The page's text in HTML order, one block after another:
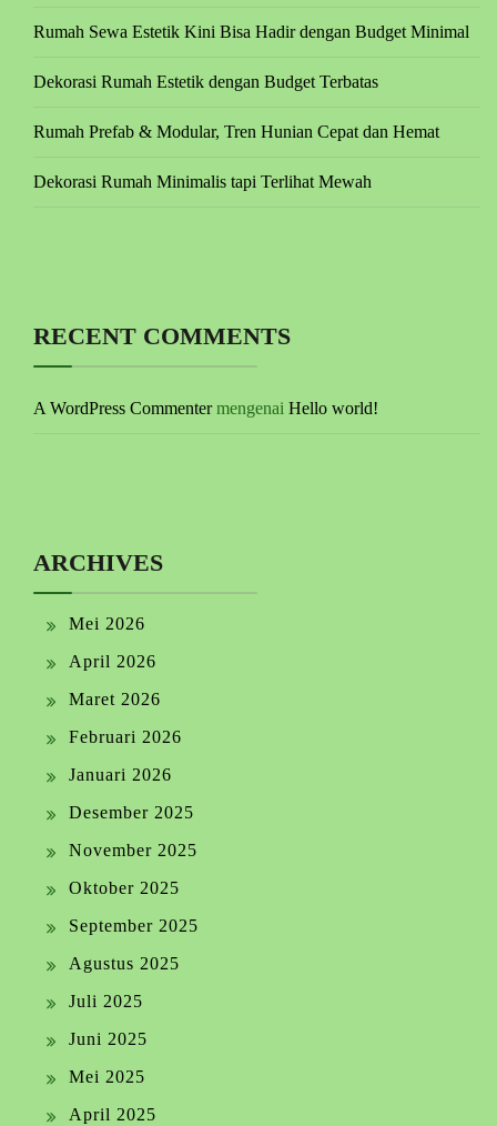
Rumah Sewa Estetik Kini Bisa Hadir dengan Budget Minimal
Dekorasi Rumah Estetik dengan Budget Terbatas
Rumah Prefab & Modular, Tren Hunian Cepat dan Hemat
Dekorasi Rumah Minimalis tapi Terlihat Mewah
RECENT COMMENTS
A WordPress Commentermengenai Hello world!
ARCHIVES
Mei 2026
April 2026
Maret 2026
Februari 2026
Januari 2026
Desember 2025
November 2025
Oktober 2025
September 2025
Agustus 2025
Juli 2025
Juni 2025
Mei 2025
April 2025